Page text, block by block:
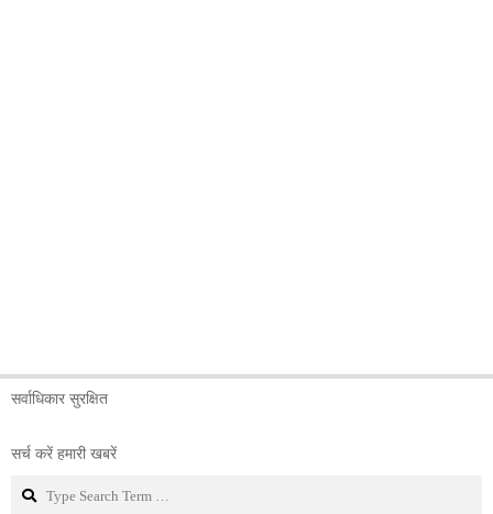
सर्वाधिकार सुरक्षित
सर्च करें हमारी खबरें